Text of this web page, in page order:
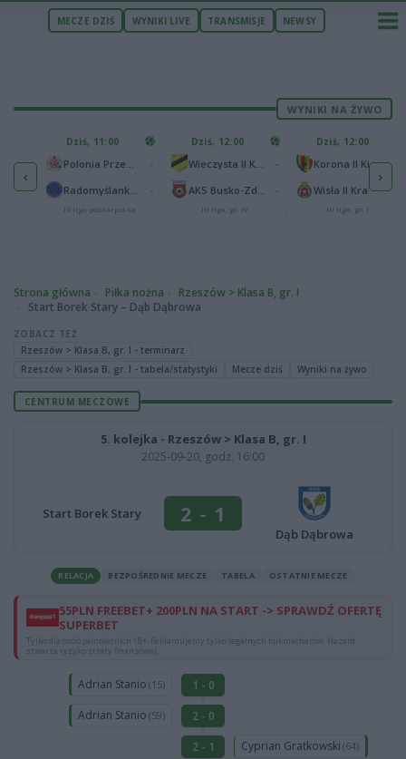
MECZE DZIŚ WYNIKI LIVE TRANSMISJE NEWSY
WYNIKI NA ŻYWO
‹
1
1
Dziś, 11:00
IV liga podkarpacka
Dziś, 12:00
III liga, gr. IV
Dziś, 12:00
Korona II Kielce
Wisła II Kraków
III liga, gr. IV
›
Strona główna Piłka nożna
Rzeszów > Klasa B, gr. I
Start Borek Stary – Dąb Dąbrowa
ZOBACZ TEŻ
Rzeszów > Klasa B, gr. I - terminarz
Rzeszów > Klasa B, gr. I - tabela/statystyki
Mecze dziś Wyniki na żywo
CENTRUM MECZOWE
5. kolejka - Rzeszów > Klasa B, gr. I
2025-09-20, godz. 16:00
Start Borek Stary 2 - 1
Dąb Dąbrowa
RELACJA BEZPOŚREDNIE MECZE TABELA OSTATNIE MECZE
55PLN FREEBET+ 200PLN NA START -> SPRAWDŹ OFERTĘ
SUPERBET
Tylko dla osób pełnoletnich 18+. Reklamujemy tylko legalnych bukmacherów. Hazard
stwarza ryzyko straty finansowej.
Adrian Stanio (15)
1 - 0
Adrian Stanio (59)
2 - 0
2 - 1
Cyprian Gratkowski (64)